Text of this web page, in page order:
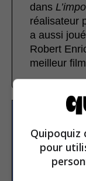
dans
réalisateur
a aussi
Robert
meilleur
E-mail
Quipoquiz
pour